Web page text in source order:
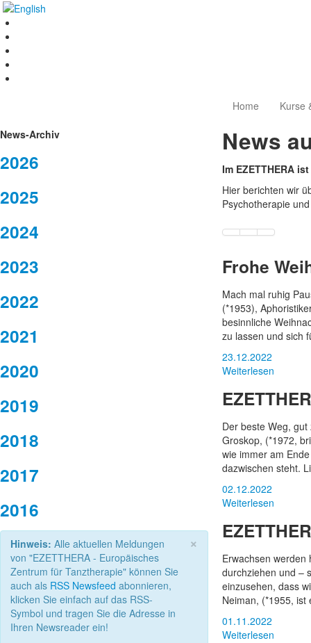
Home Kurse
News-Archiv
2026
2025
2024
2023
2022
2021
2020
2019
2018
2017
2016
×
Hinweis: Alle aktuellen Meldungen
von "EZETTHERA - Europäisches
Zentrum für Tanztherapie" können Sie
auch als RSS Newsfeed abonnieren,
klicken Sie einfach auf das RSS-
Symbol und tragen Sie die Adresse in
Ihren Newsreader ein!
News
Im EZETTHERA
Hier berichten wir
Psychotherapie
Frohe
Mach mal ruhig
(*1953),
besinnliche
zu lassen und sich
23.12.2022
Weiterlesen
Der beste Weg,
Groskop, (*1972,
wie immer am
dazwischen steht.
02.12.2022
Weiterlesen
Erwachsen
durchziehen und –
einzusehen, dass
Neiman, (*1955,
01.11.2022
Weiterlesen